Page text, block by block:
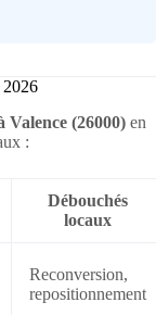
2026
Valence (26000) en
:
Débouchés
locaux
Reconversion,
repositionnement